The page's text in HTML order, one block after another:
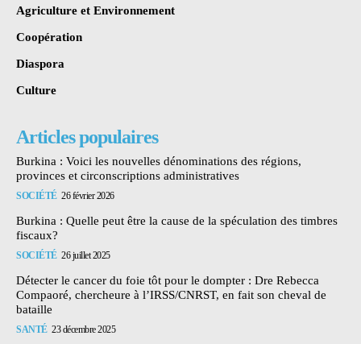
Agriculture et Environnement
Coopération
Diaspora
Culture
Articles populaires
Burkina : Voici les nouvelles dénominations des régions,
provinces et circonscriptions administratives
SOCIÉTÉ 26 février 2026
Burkina : Quelle peut être la cause de la spéculation des timbres
fiscaux?
SOCIÉTÉ 26 juillet 2025
Détecter le cancer du foie tôt pour le dompter : Dre Rebecca
Compaoré, chercheure à l’IRSS/CNRST, en fait son cheval de
bataille
SANTÉ 23 décembre 2025